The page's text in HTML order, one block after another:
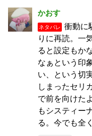
かおす
ネタバレ
衝動に
りに再読。一
ると設定もか
なぁという印
い、という切
しまったセリ
で前を向けた
もシスティー
る。今でも全